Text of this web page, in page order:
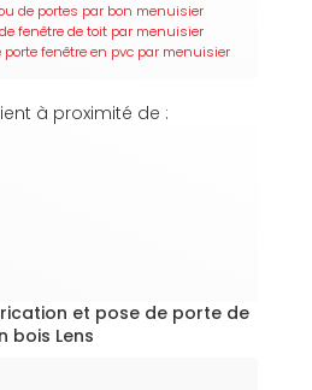
de portes par bon menuisier
fenêtre de toit par menuisier
porte fenêtre en pvc par menuisier
à proximité de :
et pose de porte de
bois Lens